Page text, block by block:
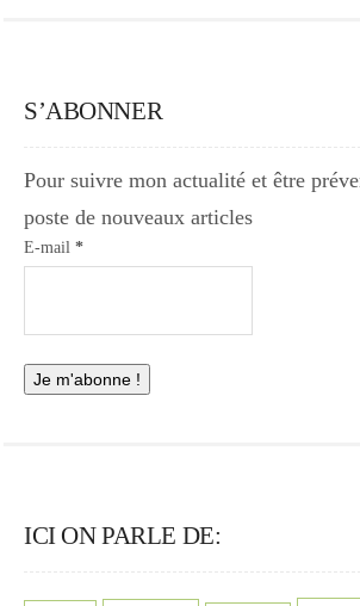
S’ABONNER
Pour suivre mon actualité et être
poste de nouveaux articles
E-mail *
ICI ON PARLE DE: